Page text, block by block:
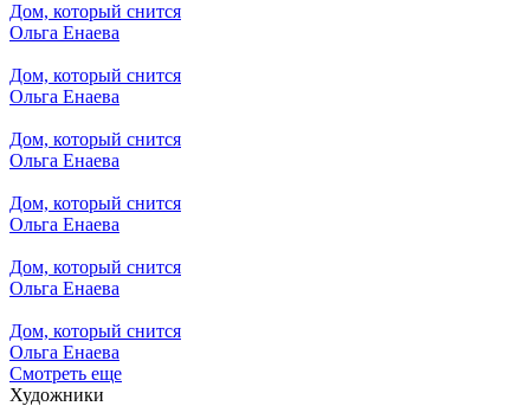
Дом, который снится
Ольга Енаева
Дом, который снится
Ольга Енаева
Дом, который снится
Ольга Енаева
Дом, который снится
Ольга Енаева
Дом, который снится
Ольга Енаева
Дом, который снится
Ольга Енаева
Смотреть еще
Художники